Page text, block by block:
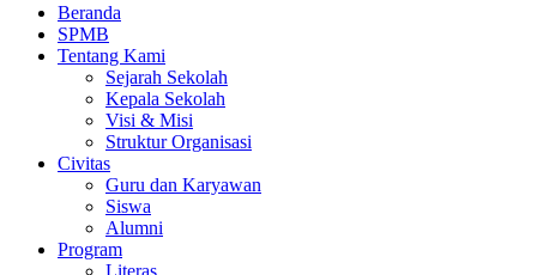
Beranda
SPMB
Tentang Kami
Sejarah Sekolah
Kepala Sekolah
Visi & Misi
Struktur Organisasi
Civitas
Guru dan Karyawan
Siswa
Alumni
Program
Literas